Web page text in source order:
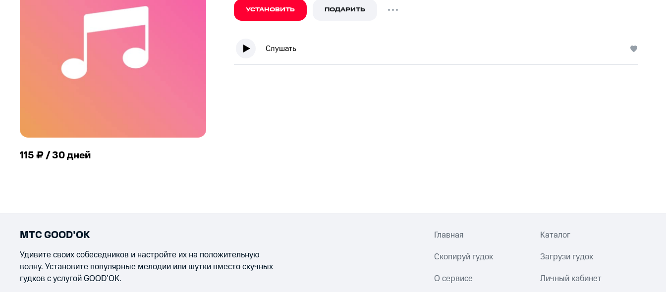
115 ₽ / 30 дней
УСТАНОВИТЬ ПОДАРИТЬ
Слушать
МТС GOOD’OK
Удивите своих собеседников и настройте их на положительную
волну. Установите популярные мелодии или шутки вместо скучных
гудков с услугой GOOD’OK.
Главная Каталог
Скопируй гудок Загрузи гудок
О сервисе Личный кабинет